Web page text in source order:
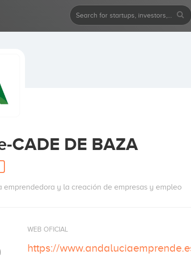
CADE DE BAZA
y la creación de empresas y empleo
WEB OFICIAL